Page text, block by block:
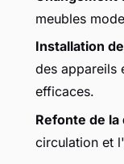
meubles
Installation
des appareils
efficaces.
Refonte de
circulation et